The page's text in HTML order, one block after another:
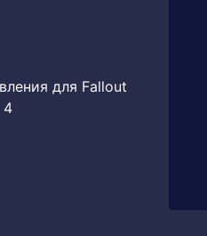
для Fallout
4